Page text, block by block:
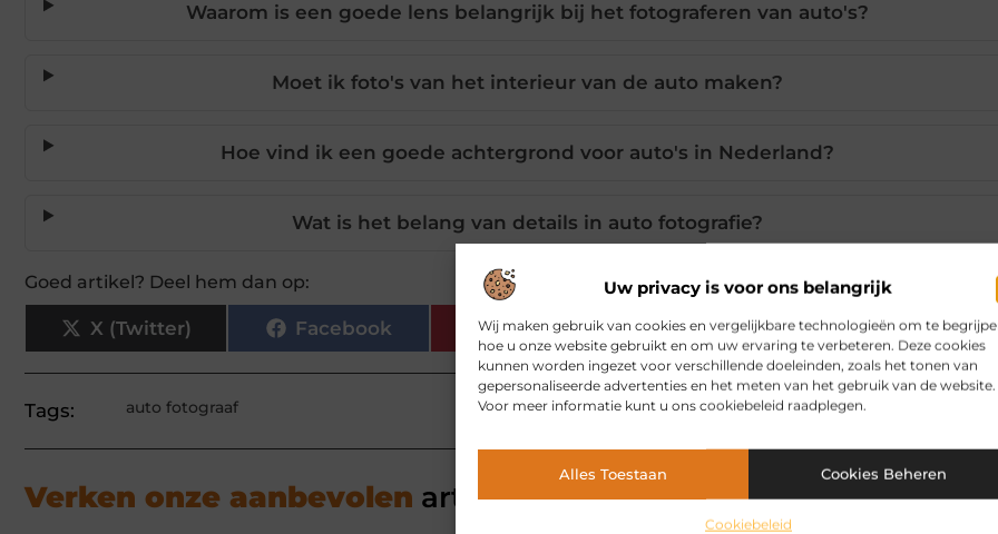
Uw privacy is voor ons belangrijk
Wij maken gebruik van cookies en vergelijkbare technologieën om te
hoe u onze website gebruikt en om uw ervaring te verbeteren. Deze cookies
kunnen worden ingezet voor verschillende doeleinden, zoals het tonen van
gepersonaliseerde advertenties en het meten van het gebruik van de website.
Voor meer informatie kunt u ons cookiebeleid raadplegen.
Alles Toestaan Cookies Beheren
Cookiebeleid
Waarom is een goede lens belangrijk bij het fotograferen van auto's?
Moet ik foto's van het interieur van de auto maken?
Hoe vind ik een goede achtergrond voor auto's in Nederland?
Wat is het belang van details in auto fotografie?
Goed artikel? Deel hem dan op:
X (Twitter) Facebook Pinterest LinkedIn Email
Tags: auto fotograaf
Verken onze aanbevolen artikelen voor jou.